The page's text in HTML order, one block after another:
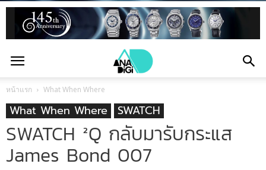
หน้าแรก What When Where
What When Where SWATCH
SWATCH ²Q กลับมารับกระแส
James Bond 007